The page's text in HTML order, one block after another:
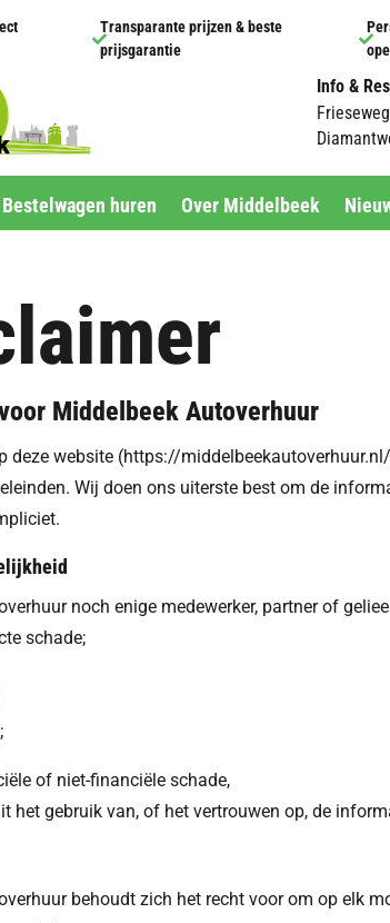

Transparante prijzen & beste
prijsgarantie

Info &
Frieseweg
Bestelwagen huren Over Middelbeek
Middelbeek Autoverhuur
deze website (https://
Wij doen ons uiterste best om de
noch enige medewerker, partner of
schade;
of niet-financiële schade,
het gebruik van, of het vertrouwen op, de
behoudt zich het recht voor om op elk